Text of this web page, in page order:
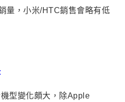
量，小米/HTC銷售會略有低
型變化頗大，除Apple